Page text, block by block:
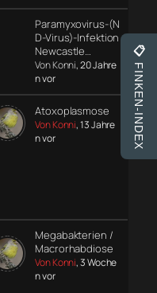
Paramyxovirus-(N
D-Virus)-Infektion
Newcastle…
Von Konni, 20 Jahre
n vor
Atoxoplasmose
Von Konni, 13 Jahre
n vor
Megabakterien /
Macrorhabdiose
Von Konni, 3 Woche
n vor
📋
FINKEN-INDEX